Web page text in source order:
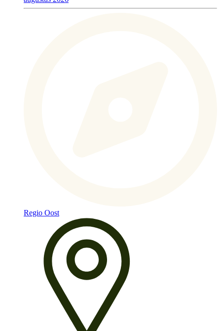
Regio Oost